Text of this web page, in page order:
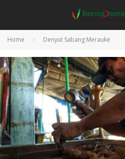
Home Denyut Sabang Merauke